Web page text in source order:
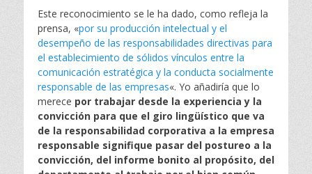
Este reconocimiento se le ha dado, como refleja la
prensa, «por su producción intelectual y el
desempeño de las responsabilidades directivas para
el establecimiento de sólidos vínculos entre la
comunicación estratégica y la conducta socialmente
responsable de las empresas«. Yo añadiría que lo
merece por trabajar desde la experiencia y la
convicción para que el giro lingüístico que va
de la responsabilidad corporativa a la empresa
responsable signifique pasar del postureo a la
convicción, del informe bonito al propósito, del